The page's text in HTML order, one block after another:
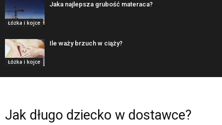
Łóżka i kojce
Jaka najlepsza grubość materaca?
Łóżka i kojce
Ile waży brzuch w ciąży?
Jak długo dziecko w dostawce?